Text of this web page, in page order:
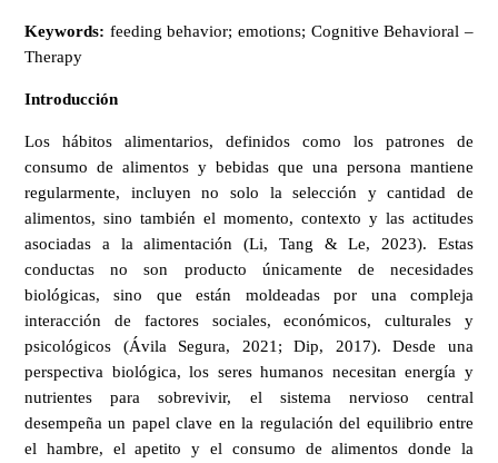
Keywords: feeding behavior; emotions; Cognitive Behavioral –
Therapy
Introducción
Los hábitos alimentarios, definidos como los patrones de
consumo de alimentos y bebidas que una persona mantiene
regularmente, incluyen no solo la selección y cantidad de
alimentos, sino también el momento, contexto y las actitudes
asociadas a la alimentación (Li, Tang & Le, 2023). Estas
conductas no son producto únicamente de necesidades
biológicas, sino que están moldeadas por una compleja
interacción de factores sociales, económicos, culturales y
psicológicos (Ávila Segura, 2021; Dip, 2017). Desde una
perspectiva biológica, los seres humanos necesitan energía y
nutrientes para sobrevivir, el sistema nervioso central
desempeña un papel clave en la regulación del equilibrio entre
el hambre, el apetito y el consumo de alimentos donde la